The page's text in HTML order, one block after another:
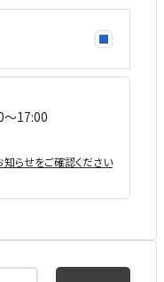
〜17:00
らせをご確認ください